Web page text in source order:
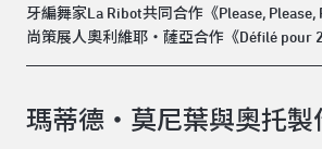
牙編舞家La Ribot共同合作《Please, Please,
尚策展人奧利維耶・薩亞合作《Défilé pour
瑪蒂德・莫尼葉與奧托製